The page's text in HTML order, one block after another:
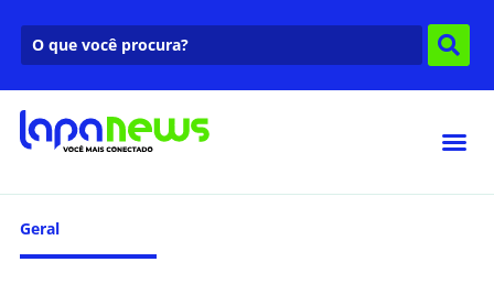
Geral